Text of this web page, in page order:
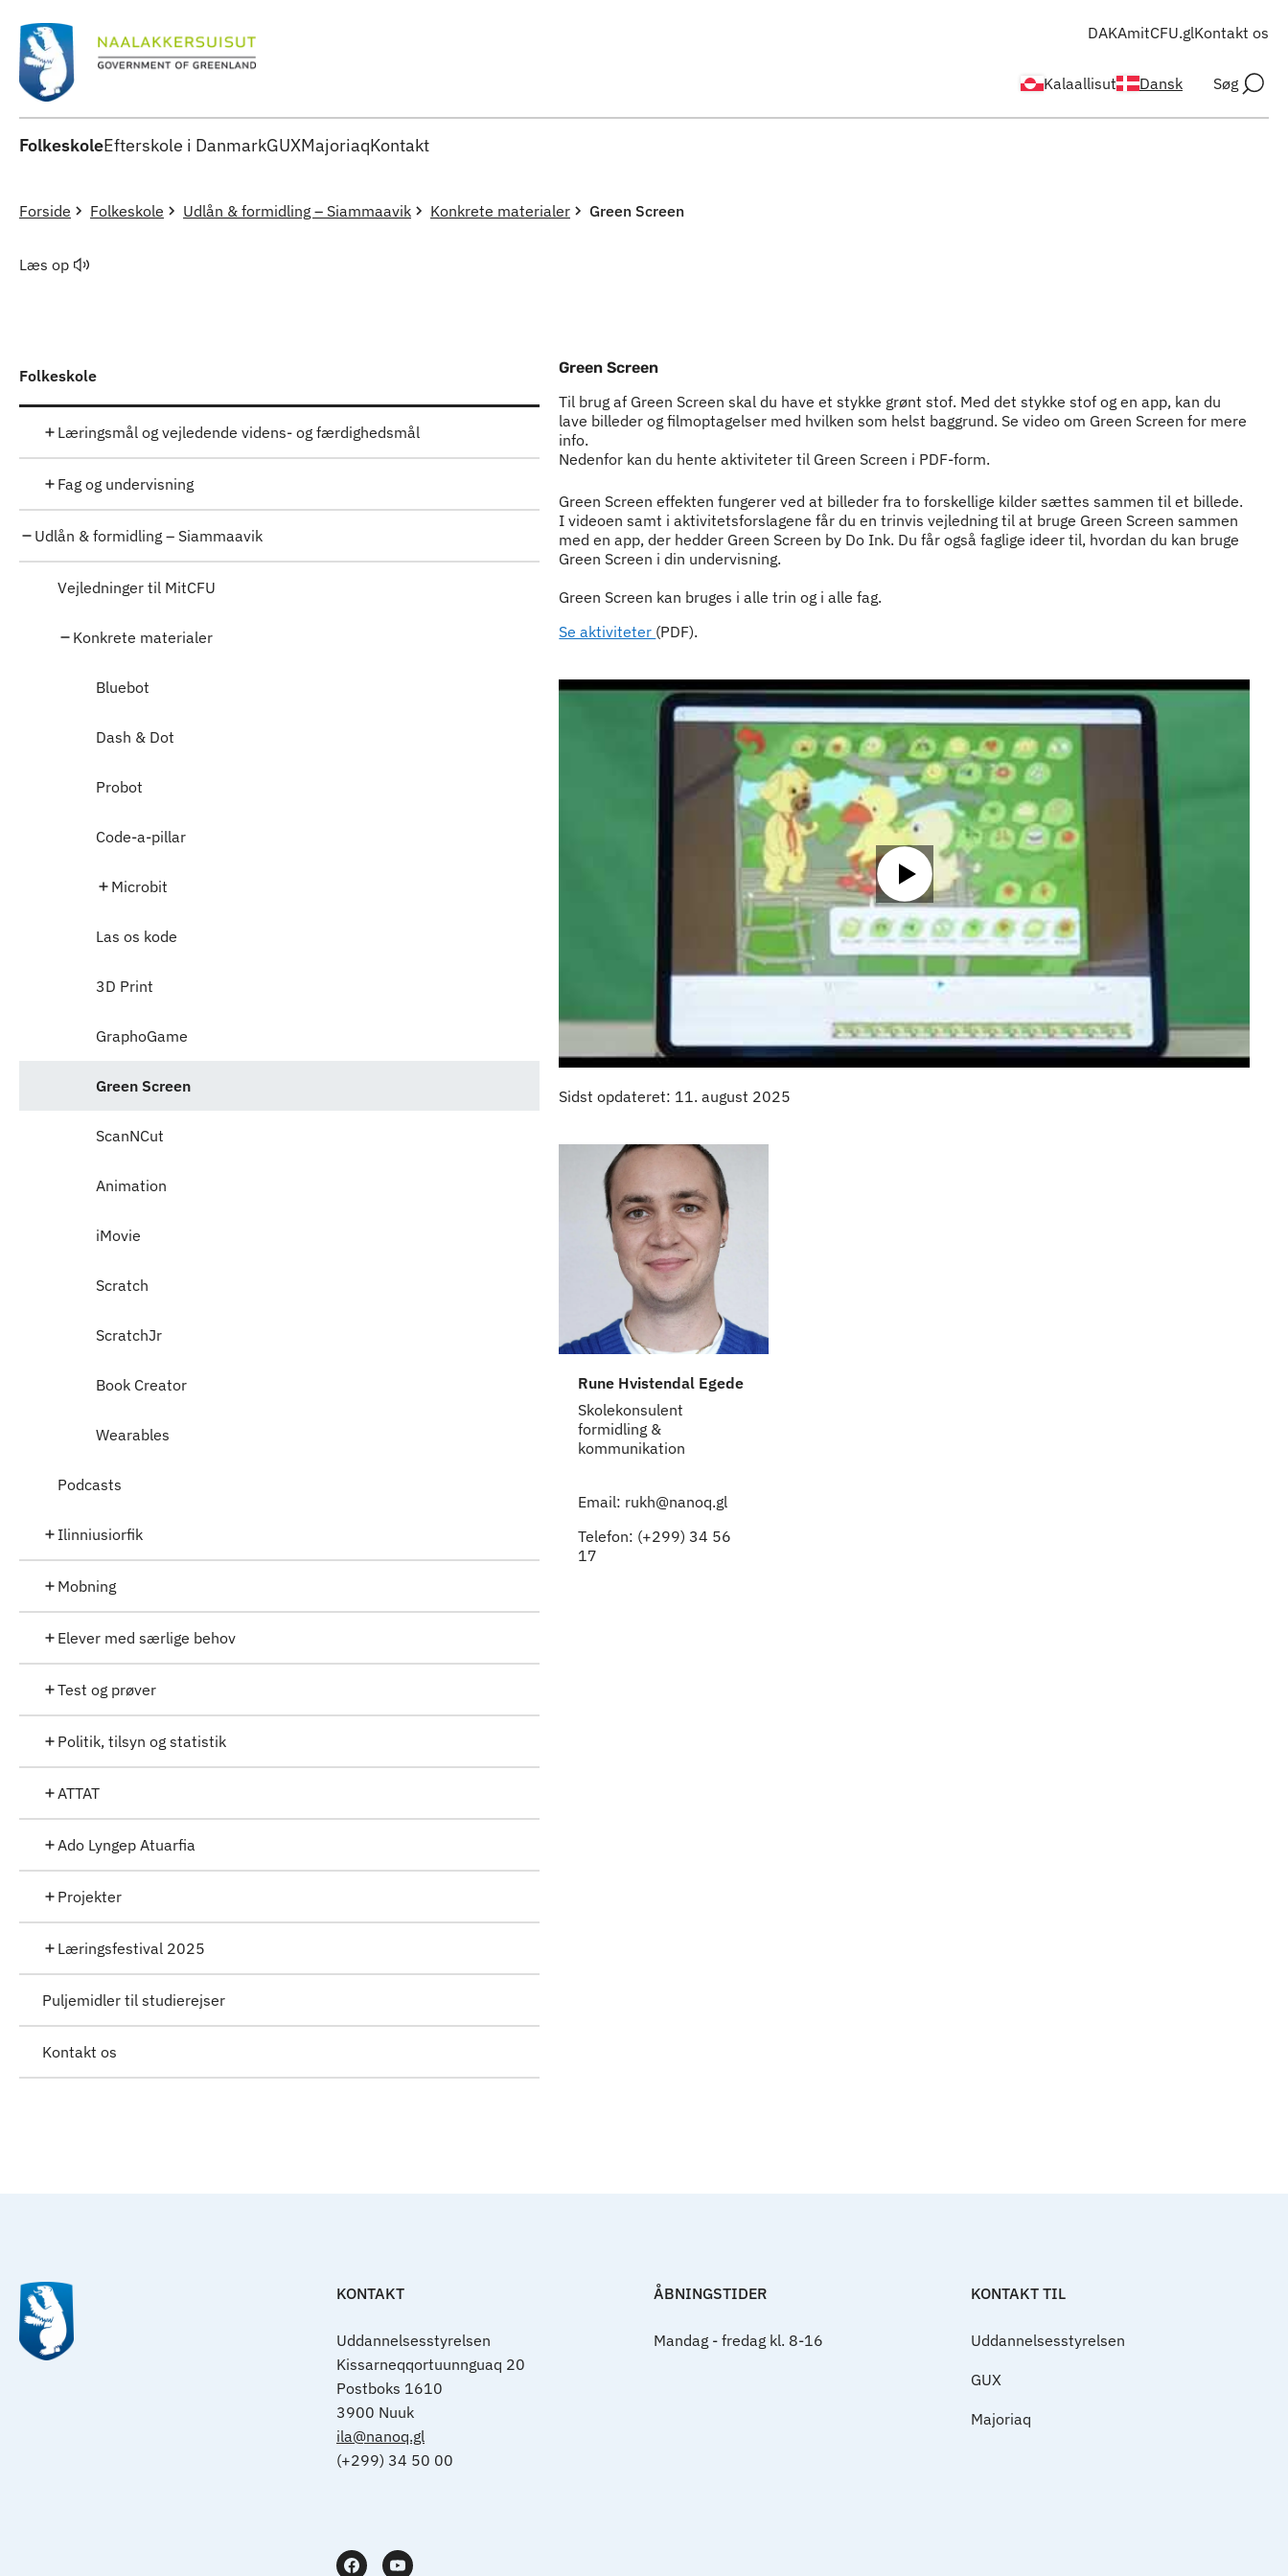
Kalaallisut Dansk Søg
DAKAmitCFU.glKontakt os
FolkeskoleEfterskole i DanmarkGUXMajoriaqKontakt
Forside Folkeskole Udlån & formidling – Siammaavik Konkrete materialer Green Screen
Læs op
Green Screen
Til brug af Green Screen skal du have et stykke grønt stof. Med det stykke stof og en app, kan du
lave billeder og filmoptagelser med hvilken som helst baggrund. Se video om Green Screen for mere
info.
Nedenfor kan du hente aktiviteter til Green Screen i PDF-form.
Indhold
Green Screen effekten fungerer ved at billeder fra to forskellige kilder sættes sammen til et billede.
I videoen samt i aktivitetsforslagene får du en trinvis vejledning til at bruge Green Screen sammen
med en app, der hedder Green Screen by Do Ink. Du får også faglige ideer til, hvordan du kan bruge
Green Screen i din undervisning.
Green Screen kan bruges i alle trin og i alle fag.
Se aktiviteter (PDF).
Sidst opdateret: 11. august 2025
Kontaktpersoner
Rune Hvistendal Egede
Skolekonsulent
formidling &
kommunikation
Email: rukh@nanoq.gl
Telefon: (+299) 34 56
17
Folkeskole
Læringsmål og vejledende videns- og færdighedsmål
Fag og undervisning
Udlån & formidling – Siammaavik
Vejledninger til MitCFU
Konkrete materialer
Bluebot
Dash & Dot
Probot
Code-a-pillar
Microbit
Las os kode
3D Print
GraphoGame
Green Screen
ScanNCut
Animation
iMovie
Scratch
ScratchJr
Book Creator
Wearables
Podcasts
Ilinniusiorfik
Mobning
Elever med særlige behov
Test og prøver
Politik, tilsyn og statistik
ATTAT
Ado Lyngep Atuarfia
Projekter
Læringsfestival 2025
Puljemidler til studierejser
Kontakt os
KONTAKT
Uddannelsesstyrelsen
Kissarneqqortuunnguaq 20
Postboks 1610
3900 Nuuk
ila@nanoq.gl
(+299) 34 50 00
ÅBNINGSTIDER
Mandag - fredag kl. 8-16
KONTAKT TIL
Uddannelsesstyrelsen
GUX
Majoriaq